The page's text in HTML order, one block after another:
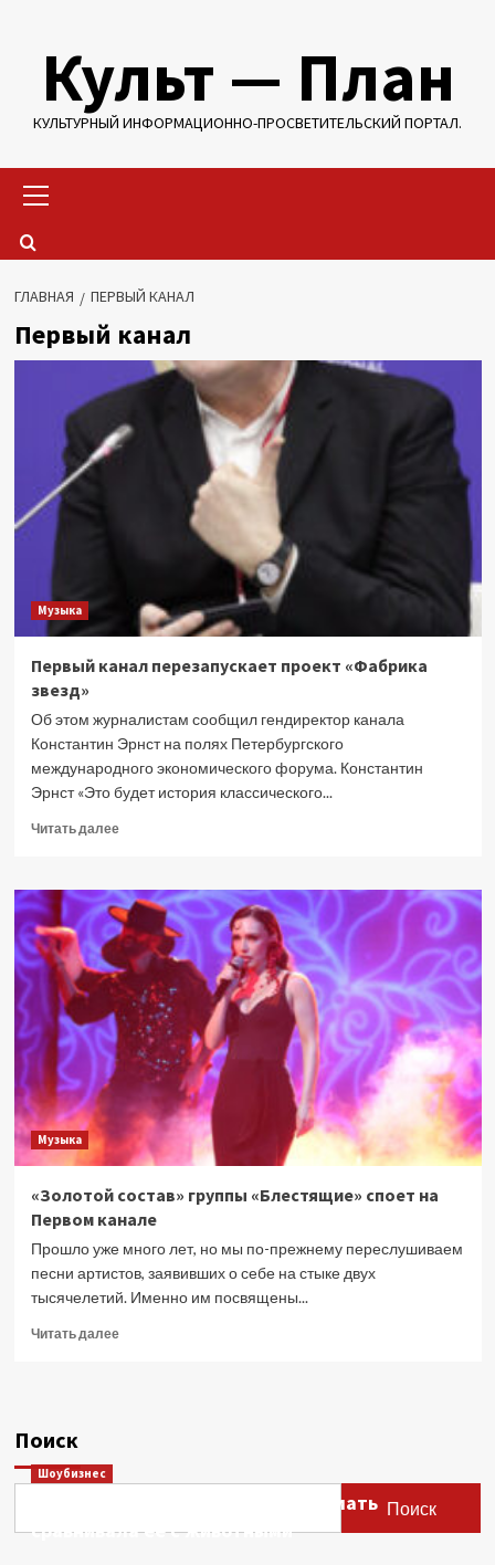
содержимому
Культ — План
КУЛЬТУРНЫЙ ИНФОРМАЦИОННО-ПРОСВЕТИТЕЛЬСКИЙ ПОРТАЛ.
меню
ГЛАВНАЯ ПЕРВЫЙ КАНАЛ
Первый канал
Музыка
Первый канал перезапускает проект «Фабрика
звезд»
Об этом журналистам сообщил гендиректор канала
Константин Эрнст на полях Петербургского
международного экономического форума. Константин
Эрнст «Это будет история классического...
Читать далееПрочитать
Первый
канал
перезапускает
проект
«Фабрика
звезд»
Музыка
«Золотой состав» группы «Блестящие» споет на
Первом канале
Прошло уже много лет, но мы по-прежнему переслушиваем
песни артистов, заявивших о себе на стыке двух
тысячелетий. Именно им посвящены...
Читать далееПрочитать
Поиск
Поиск
Шоубизнес
Этери Тутберидзе заявила, что мать
сравнивала ее с животными